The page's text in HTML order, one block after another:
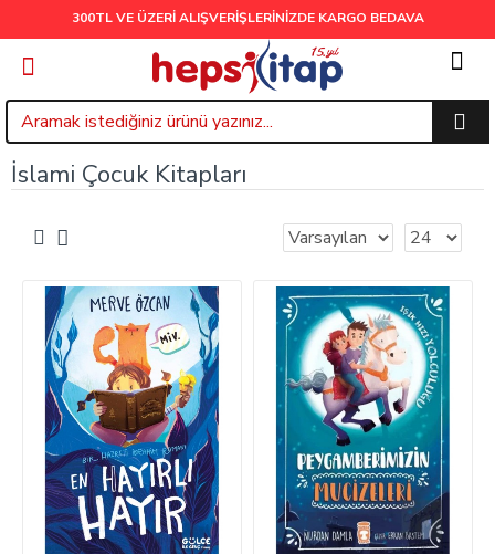
300TL VE ÜZERİ ALIŞVERİŞLERİNİZDE KARGO BEDAVA
İslami Çocuk Kitapları